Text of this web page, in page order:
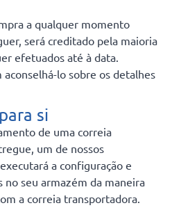
a qualquer momento
será creditado pela maioria
efetuados até à data.
lo sobre os detalhes
si
de uma correia
um de nossos
a configuração e
seu armazém da maneira
a correia transportadora.